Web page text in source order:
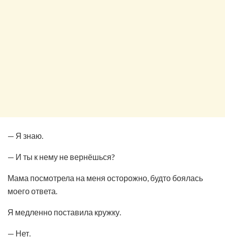
— Я знаю.
— И ты к нему не вернёшься?
Мама посмотрела на меня осторожно, будто боялась
моего ответа.
Я медленно поставила кружку.
— Нет.